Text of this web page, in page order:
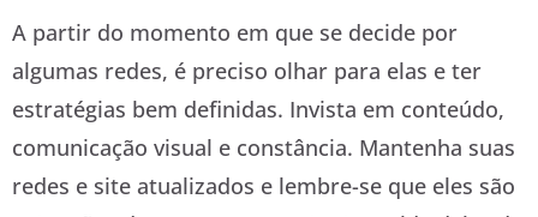
A partir do momento em que se decide por
algumas redes, é preciso olhar para elas e ter
estratégias bem definidas. Invista em conteúdo,
comunicação visual e constância. Mantenha suas
redes e site atualizados e lembre-se que eles são